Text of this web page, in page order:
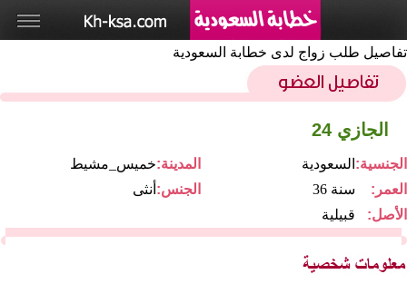
تفاصيل طلب زواج لدى خطابة السعودية
الجازي 24
خميس_مشيطالمدينة: السعودية الجنسية:
أنثى الجنس: 36 سنة
العمر:
قبيلية
الأصل: